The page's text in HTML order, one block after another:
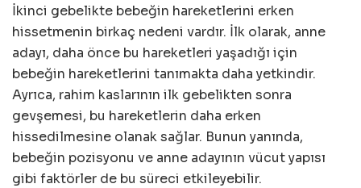
İkinci gebelikte bebeğin hareketlerini erken
hissetmenin birkaç nedeni vardır. İlk olarak, anne
adayı, daha önce bu hareketleri yaşadığı için
bebeğin hareketlerini tanımakta daha yetkindir.
Ayrıca, rahim kaslarının ilk gebelikten sonra
gevşemesi, bu hareketlerin daha erken
hissedilmesine olanak sağlar. Bunun yanında,
bebeğin pozisyonu ve anne adayının vücut yapısı
gibi faktörler de bu süreci etkileyebilir.